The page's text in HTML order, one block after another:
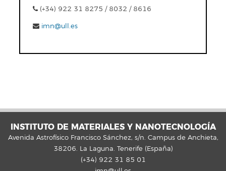
(+34) 922 31 8275 / 8032 / 8616
imn@ull.es
INSTITUTO DE MATERIALES Y NANOTECNOLOGÍA
Avenida Astrofísico Francisco Sánchez, s/n. Campus de Anchieta,
38206. La Laguna. Tenerife (España)
(+34) 922 31 85 01